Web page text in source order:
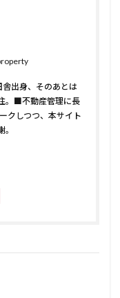
出身、そのあとは
。■不動産管理に長
クしつつ、本サイト